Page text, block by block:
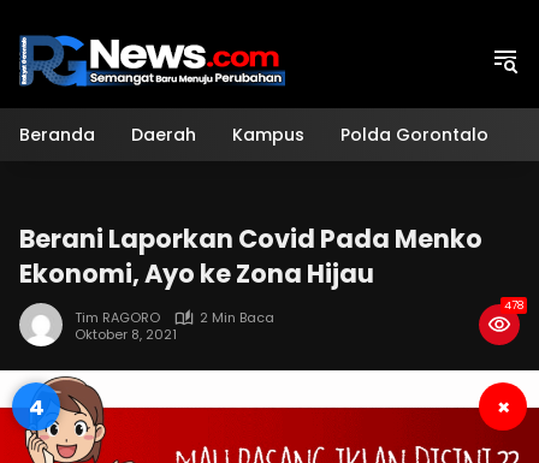
konten
Beranda Daerah Kampus Polda Gorontalo
Berani Laporkan Covid Pada Menko
Ekonomi, Ayo ke Zona Hijau
Tim RAGORO
2 Min Baca
Oktober 8, 2021
478
3 ×